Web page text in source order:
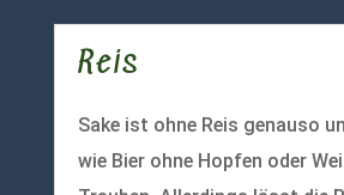
Reis
Sake ist ohne Reis genauso
wie Bier ohne Hopfen oder